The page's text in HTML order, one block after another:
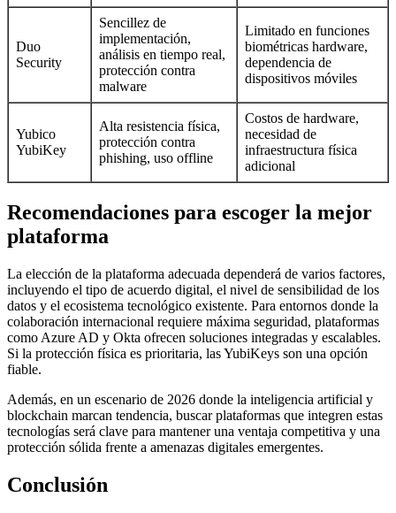
Duo
Security
Sencillez de
implementación,
análisis en tiempo real,
protección contra
malware
Limitado en funciones
biométricas hardware,
dependencia de
dispositivos móviles
Yubico
YubiKey
Alta resistencia física,
protección contra
phishing, uso offline
Costos de hardware,
necesidad de
infraestructura física
adicional
Recomendaciones para escoger la mejor
plataforma
La elección de la plataforma adecuada dependerá de varios factores,
incluyendo el tipo de acuerdo digital, el nivel de sensibilidad de los
datos y el ecosistema tecnológico existente. Para entornos donde la
colaboración internacional requiere máxima seguridad, plataformas
como Azure AD y Okta ofrecen soluciones integradas y escalables.
Si la protección física es prioritaria, las YubiKeys son una opción
fiable.
Además, en un escenario de 2026 donde la inteligencia artificial y
blockchain marcan tendencia, buscar plataformas que integren estas
tecnologías será clave para mantener una ventaja competitiva y una
protección sólida frente a amenazas digitales emergentes.
Conclusión